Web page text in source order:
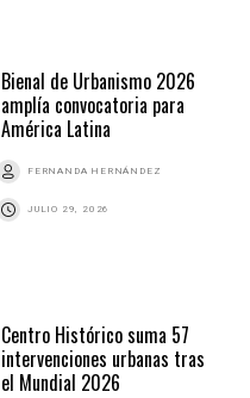
Bienal de Urbanismo 2026
amplía convocatoria para
América Latina
FERNANDA HERNÁNDEZ
JULIO 29, 2026
Centro Histórico suma 57
intervenciones urbanas tras
el Mundial 2026